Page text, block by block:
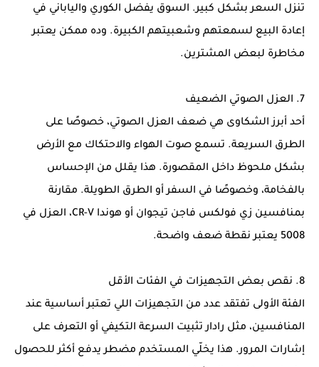
تنزل السعر بشكل كبير. السوق يفضل الكوري والياباني في
إعادة البيع لسمعتهم وشعبيتهم الكبيرة. وده ممكن يعتبر
مخاطرة لبعض المشترين.
7. العزل الصوتي الضعيف
أحد أبرز الشكاوى هي ضعف العزل الصوتي، خصوصًا على
الطرق السريعة. تسمع صوت الهواء والاحتكاك مع الأرض
بشكل ملحوظ داخل المقصورة. هذا يقلل من الإحساس
بالفخامة، وخصوصًا في السفر أو الطرق الطويلة. مقارنة
بمنافسين زي فولكس فاجن تيجوان أو هوندا CR-V، العزل في
5008 يعتبر نقطة ضعف واضحة.
8. نقص بعض التجهيزات في الفئات الأقل
الفئة الأولى تفتقد عدد من التجهيزات اللي تعتبر أساسية عند
المنافسين، مثل رادار تثبيت السرعة التكيفي أو التعرف على
إشارات المرور. هذا يخلّي المستخدم مضطر يدفع أكثر للحصول